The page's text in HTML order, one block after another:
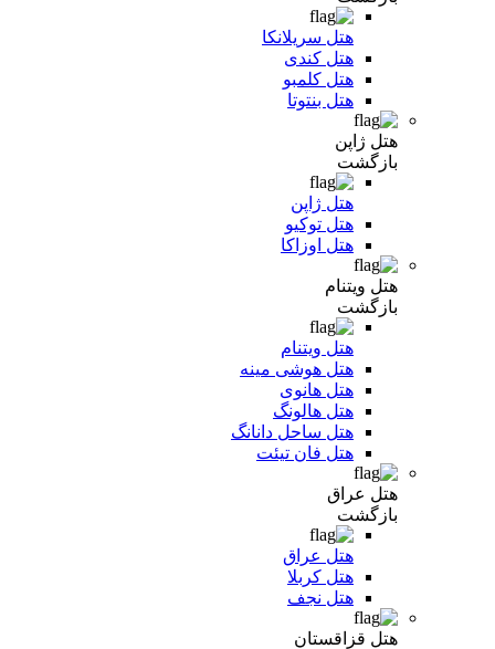
هتل سریلانکا
هتل کندی
هتل کلمبو
هتل بنتوتا
هتل ژاپن
بازگشت
هتل ژاپن
هتل توکیو
هتل اوزاکا
هتل ویتنام
بازگشت
هتل ویتنام
هتل هوشی مینه
هتل هانوی
هتل هالونگ
هتل ساحل دانانگ
هتل فان تیئت
هتل عراق
بازگشت
هتل عراق
هتل کربلا
هتل نجف
هتل قزاقستان